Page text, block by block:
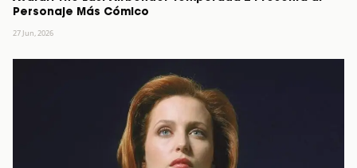
Personaje Más Cómico
27 Jun, 2026